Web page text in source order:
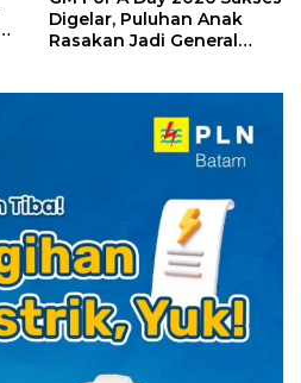
Digelar, Puluhan Anak
Rasakan Jadi General